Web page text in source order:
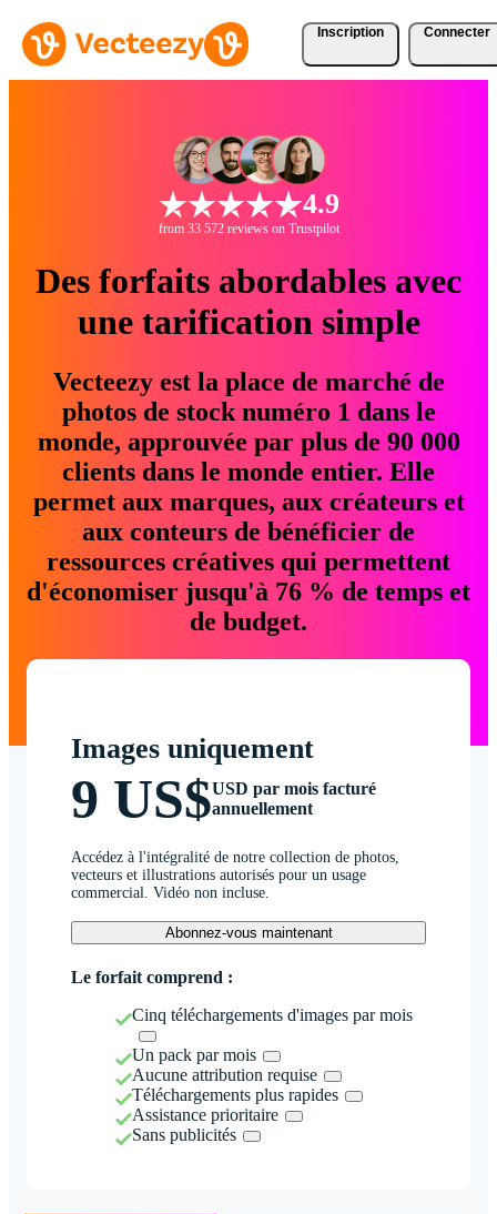
Inscription Connecter
4.9
from 33 572 reviews on Trustpilot
Des forfaits abordables avec
une tarification simple
Vecteezy est la place de marché de
photos de stock numéro 1 dans le
monde, approuvée par plus de 90 000
clients dans le monde entier. Elle
permet aux marques, aux créateurs et
aux conteurs de bénéficier de
ressources créatives qui permettent
d'économiser jusqu'à 76 % de temps et
de budget.
Images uniquement
9 US$USD par mois facturé
annuellement
Accédez à l'intégralité de notre collection de photos,
vecteurs et illustrations autorisés pour un usage
commercial. Vidéo non incluse.
Abonnez-vous maintenant
Le forfait comprend :
Cinq téléchargements d'images par mois
Un pack par mois
Aucune attribution requise
Téléchargements plus rapides
Assistance prioritaire
Sans publicités